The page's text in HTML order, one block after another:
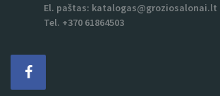
El. paštas: katalogas@groziosalonai.lt
Tel. +370 61864503